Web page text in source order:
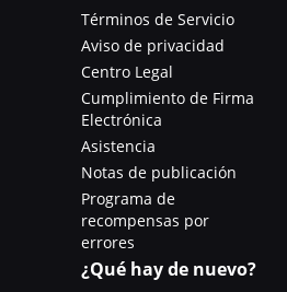
Términos de Servicio
Aviso de privacidad
Centro Legal
Cumplimiento de Firma
Electrónica
Asistencia
Notas de publicación
Programa de
recompensas por
errores
¿Qué hay de nuevo?